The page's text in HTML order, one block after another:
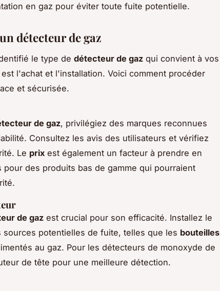
en gaz pour éviter toute fuite potentielle.
détecteur de gaz
le type de détecteur de gaz qui convient à vos
l'achat et l'installation. Voici comment procéder
et sécurisée.
de gaz, privilégiez des marques reconnues
Consultez les avis des utilisateurs et vérifiez
Le prix est également un facteur à prendre en
des produits bas de gamme qui pourraient
de gaz est crucial pour son efficacité. Installez le
sources potentielles de fuite, telles que les bouteilles
au gaz. Pour les détecteurs de monoxyde de
de tête pour une meilleure détection.